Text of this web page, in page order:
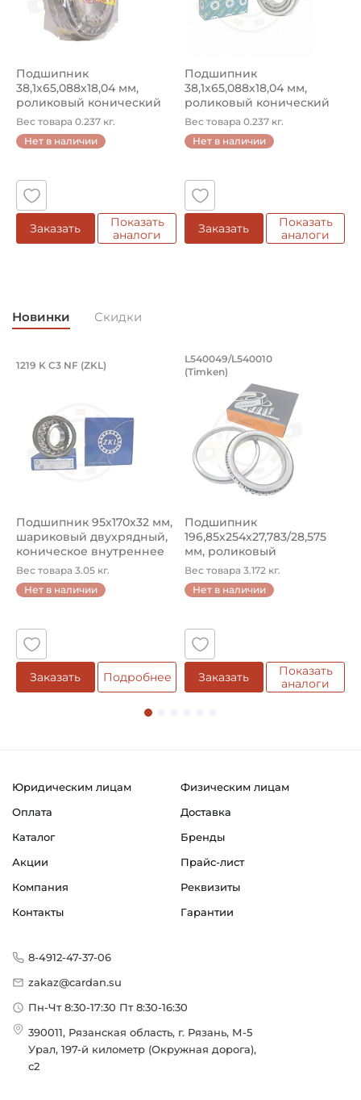
Ширина в сборе (Монтажная):
18,034 мм
Тип посадочного отверстия на вал:
Круг
Тип наружного кольца:
Цилиндрическое
Вид уплотнения:
Без уплотнения
Способ фиксации на вал:
Конические роликовые однорядные подшипники
Подшипник
38,1х65,088х18,04 мм,
роликовый конический
на вал 38,1 мм. Ар...
Вес товара 0.237 кг.
Нет в наличии
Заказать
Показать
аналоги
Подшипник
38,1х65,088х18,04 мм,
роликовый конический
на вал 38,1 мм. Ар...
Вес товара 0.237 кг.
Нет в наличии
Заказать
Показать
аналоги
Новинки Скидки
Подшипник 95х170х32 мм, шариковый
Подшипник 95х170х32 мм, шариковый двухрядный,
1219 K C3 NF (ZKL)
Подшипник 95х170х32 мм,
шариковый двухрядный,
коническое внутреннее
кол...
Вес товара 3.05 кг.
Нет в наличии
Заказать Подробнее
Подшипник
Подшипник
L540049/L540010
(Timken)
Подшипник
196,85х254х27,783/28,575
мм, роликовый
однорядный конический
...
Вес товара 3.172 кг.
Нет в наличии
Заказать
Показать
аналоги
Юридическим лицам
Физическим лицам
Оплата
Доставка
Каталог
Бренды
Акции
Прайс-лист
Компания
Реквизиты
Контакты
Гарантии
8-4912-47-37-06
zakaz@cardan.su
Пн-Чт 8:30-17:30 Пт 8:30-16:30
390011, Рязанская область, г. Рязань, М-5
Урал, 197-й километр (Окружная дорога),
с2